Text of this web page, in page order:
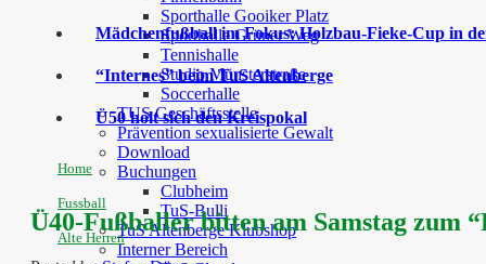
Sporthalle Gooiker Platz
Sporthalle Grüner Weg
Tennishalle
Studio Münsterstraße
Soccerhalle
TUS Geschäftsstelle
Prävention sexualisierte Gewalt
Download
Buchungen
Clubheim
TuS-Bulli
TuS Altenberge Klubshop
Interner Bereich
Mädchenfußball im Fokus: Holzbau-Fieke-Cup in
“Internes” beim TuS Altenberge
Ü50 holt sich den Kreispokal
Home
Fussball
Alte Herren
Ü40-Fußballer bitten am Samstag zum